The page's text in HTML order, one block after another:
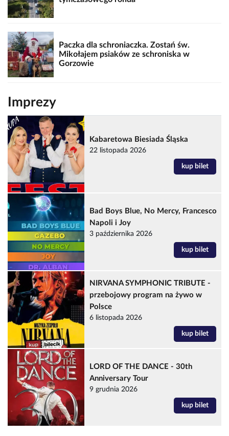
Paczka dla schroniaczka. Zostań św.
Mikołajem psiaków ze schroniska w
Gorzowie
Imprezy
Kabaretowa Biesiada Śląska
22 listopada 2026
kup bilet
Bad Boys Blue, No Mercy, Francesco
Napoli i Joy
3 października 2026
kup bilet
NIRVANA SYMPHONIC TRIBUTE -
przebojowy program na żywo w
Polsce
6 listopada 2026
kup bilet
LORD OF THE DANCE - 30th
Anniversary Tour
9 grudnia 2026
kup bilet